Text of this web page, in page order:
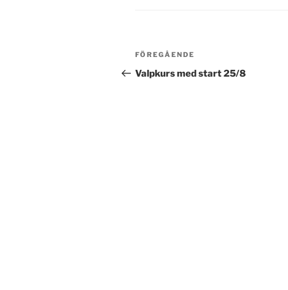
Inläggsnavigering
Föregående
inlägg
FÖREGÅENDE
Valpkurs med start 25/8